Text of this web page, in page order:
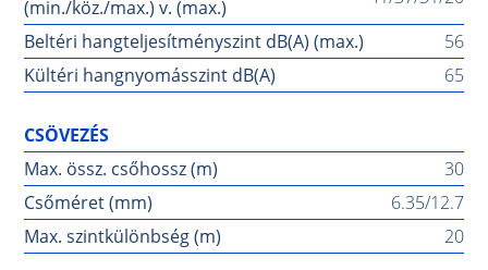
(min./köz./max.) v. (max.)
Beltéri hangteljesítményszint dB(A) (max.)
56
Kültéri hangnyomásszint dB(A)
65
CSÖVEZÉS
Max. össz. csőhossz (m)
30
Csőméret (mm)
6.35/12.7
Max. szintkülönbség (m)
20